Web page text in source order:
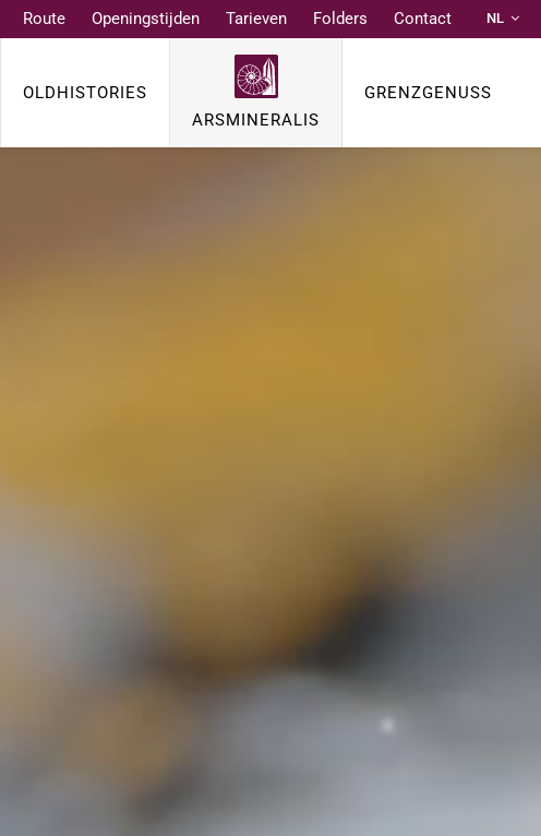
Route Openingstijden Tarieven Folders Contact
NL
OLDHISTORIES
ARSMINERALIS
GRENZGENUSS